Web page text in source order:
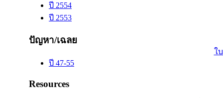
ปี 2554
ปี 2553
ปัญหา/เฉลย
ปี 47-55
Resources
ใ